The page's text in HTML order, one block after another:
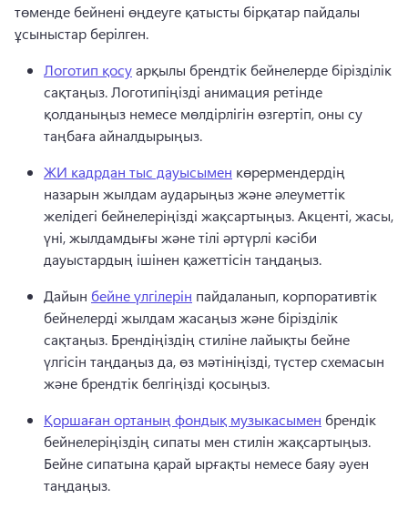
төменде бейнені өңдеуге қатысты бірқатар пайдалы
ұсыныстар берілген.
Логотип қосу арқылы брендтік бейнелерде бірізділік
сақтаңыз. Логотипіңізді анимация ретінде
қолданыңыз немесе мөлдірлігін өзгертіп, оны су
таңбаға айналдырыңыз.
ЖИ кадрдан тыс дауысымен көрермендердің
назарын жылдам аударыңыз және әлеуметтік
желідегі бейнелеріңізді жақсартыңыз. Акценті, жасы,
үні, жылдамдығы және тілі әртүрлі кәсіби
дауыстардың ішінен қажеттісін таңдаңыз.
Дайын бейне үлгілерін пайдаланып, корпоративтік
бейнелерді жылдам жасаңыз және бірізділік
сақтаңыз. Брендіңіздің стиліне лайықты бейне
үлгісін таңдаңыз да, өз мәтініңізді, түстер схемасын
және брендтік белгіңізді қосыңыз.
Қоршаған ортаның фондық музыкасымен брендік
Бейне сипатына қарай ырғақты немесе баяу әуен
таңдаңыз.